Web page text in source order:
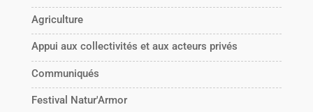
Agriculture
Appui aux collectivités et aux acteurs privés
Communiqués
Festival Natur'Armor